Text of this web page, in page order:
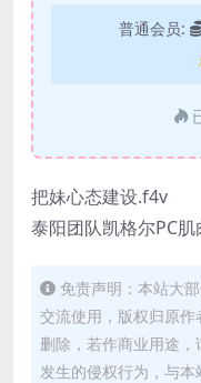
普通会员:
把妹心态建设.f4v
泰阳团队凯格尔PC
免责声明：本站大
交流使用，版权归原
删除，若作商业用途
发生的侵权行为，与